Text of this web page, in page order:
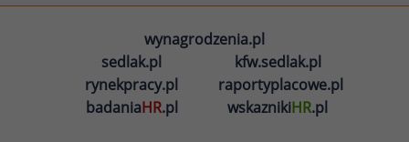
wynagrodzenia.pl
sedlak.pl
kfw.sedlak.pl
rynekpracy.pl
raportyplacowe.pl
badaniaHR.pl wskaznikiHR.pl